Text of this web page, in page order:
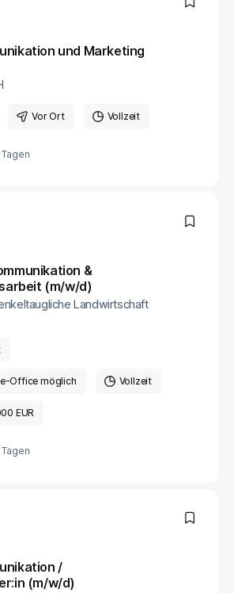
und Marketing
Vor Ort Vollzeit
Tagen
&
(m​/w​/d)
Landwirtschaft
Office möglich Vollzeit
EUR
Tagen
/
(m/w/d)